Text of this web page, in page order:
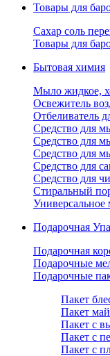
Товары для
Сахар соль
Товары для
Бытовая химия
Мыло жидкое,
Освежитель
Отбеливатель
Средство для
Средство для
Средство для
Средство для
Средство для
Стиральный
Универсальное
Подарочная
Подарочная
Подарочные
Подарочные
Пакет
Пакет
Пакет с
Пакет с
Пакет с